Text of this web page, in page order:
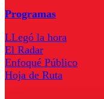
Programas
LLegó la hora
El Radar
Enfoqué Público
Hoja de Ruta